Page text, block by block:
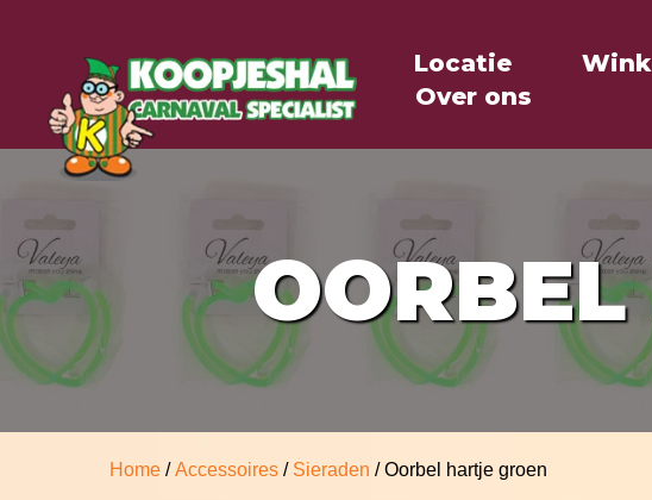
Locatie
Over ons
Home /Accessoires / Sieraden / Oorbel hartje groen